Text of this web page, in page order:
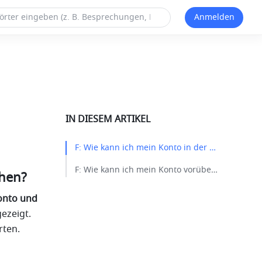
Anmelden
und
IN DIESEM ARTIKEL
F: Wie kann ich mein Konto in der Personal Edition löschen?​
F: Wie kann ich mein Konto vorübergehend schließen?​